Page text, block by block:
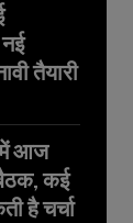
नई
तैयारी
में आज
कई
है चर्चा